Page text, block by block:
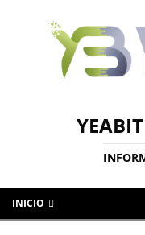
INICIO